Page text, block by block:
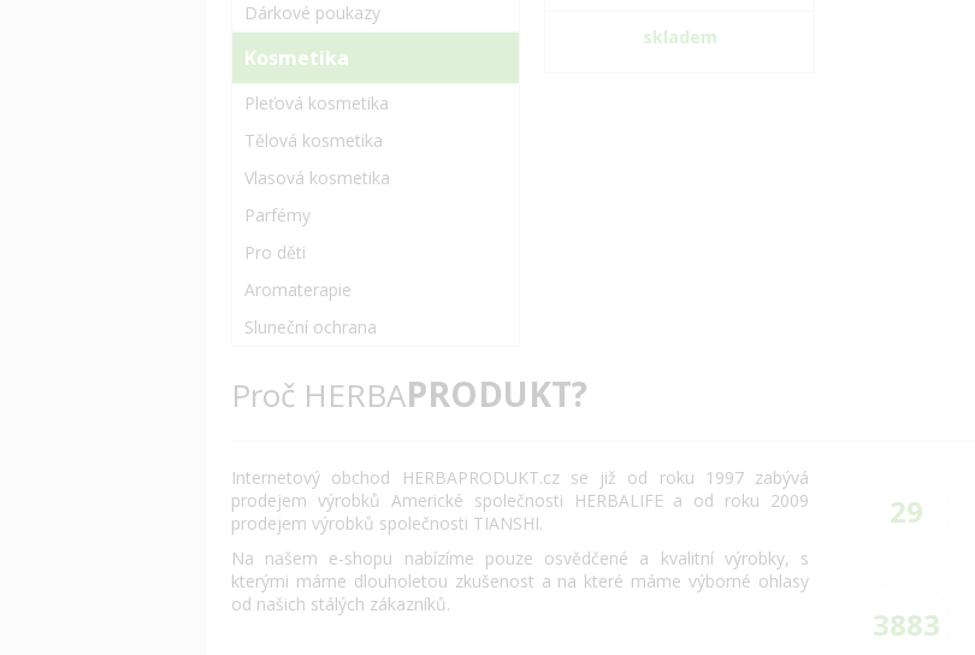
Dárkové poukazy
Kosmetika
Pleťová kosmetika
Tělová kosmetika
Vlasová kosmetika
Parfémy
Pro děti
Aromaterapie
Sluneční ochrana
skladem
Proč HERBAPRODUKT?
Internetový obchod HERBAPRODUKT.cz se již od roku 1997 zabývá
prodejem výrobků Americké společnosti HERBALIFE a od roku 2009
prodejem výrobků společnosti TIANSHI.
Na našem e-shopu nabízíme pouze osvědčené a kvalitní výrobky, s
kterými máme dlouholetou zkušenost a na které máme výborné ohlasy
od našich stálých zákazníků.
29
3883